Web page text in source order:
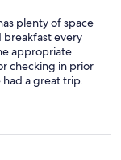
plenty of space
every
appropriate
checking in prior
had a great trip.